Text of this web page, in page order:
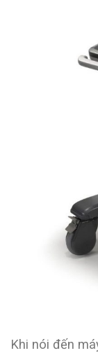
Khi nói đến